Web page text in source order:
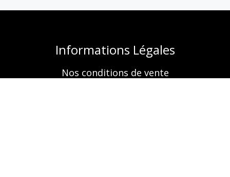
Informations Légales
Nos conditions de vente